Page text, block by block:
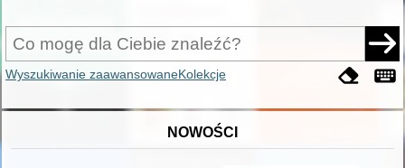
Wyszukiwanie zaawansowaneKolekcje
NOWOŚCI